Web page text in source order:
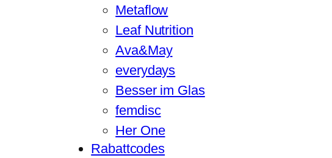
Metaflow
Leaf Nutrition
Ava&May
everydays
Besser im Glas
femdisc
Her One
Rabattcodes